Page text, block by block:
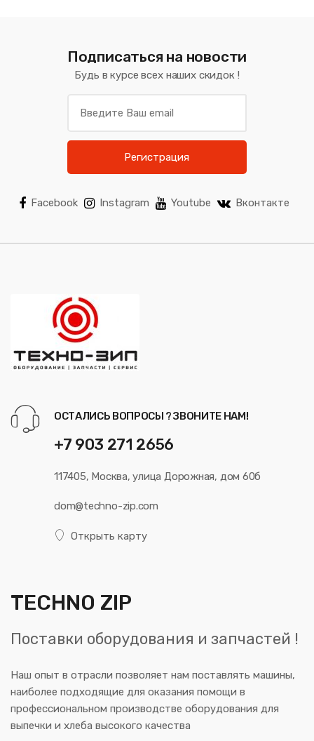
Подписаться на новости
Будь в курсе всех наших скидок !
Регистрация
Facebook Instagram Youtube Вконтакте
ОСТАЛИСЬ ВОПРОСЫ ? ЗВОНИТЕ НАМ!
+7 903 271 2656
117405, Москва, улица Дорожная, дом 60б
dom@techno-zip.com
Открыть карту
TECHNO ZIP
Поставки оборудования и запчастей !
Наш опыт в отрасли позволяет нам поставлять машины,
наиболее подходящие для оказания помощи в
профессиональном производстве оборудования для
выпечки и хлеба высокого качества